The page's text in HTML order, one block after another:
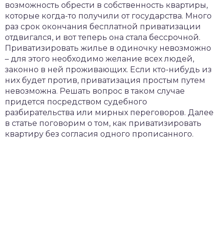
возможность обрести в собственность квартиры,
которые когда-то получили от государства. Много
раз срок окончания бесплатной приватизации
отдвигался, и вот теперь она стала бессрочной.
Приватизировать жилье в одиночку невозможно
– для этого необходимо желание всех людей,
законно в ней проживающих. Если кто-нибудь из
них будет против, приватизация простым путем
невозможна. Решать вопрос в таком случае
придется посредством судебного
разбирательства или мирных переговоров. Далее
в статье поговорим о том, как приватизировать
квартиру без согласия одного прописанного.